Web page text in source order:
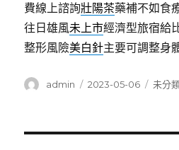
費線上諮詢壯陽茶藥補不如食
往日雄風未上市經濟型旅宿給
整形風險美白針主要可調整身
作
admin
發
2023-05-06
分
未分